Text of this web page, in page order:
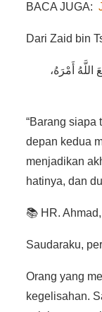
BACA JUGA:
اللَّهُ أَمْرَهُ،
“Barang siapa
depan kedua
menjadikan
hatinya, dan
📚 HR.
Saudaraku,
Orang yang
kegelisahan.